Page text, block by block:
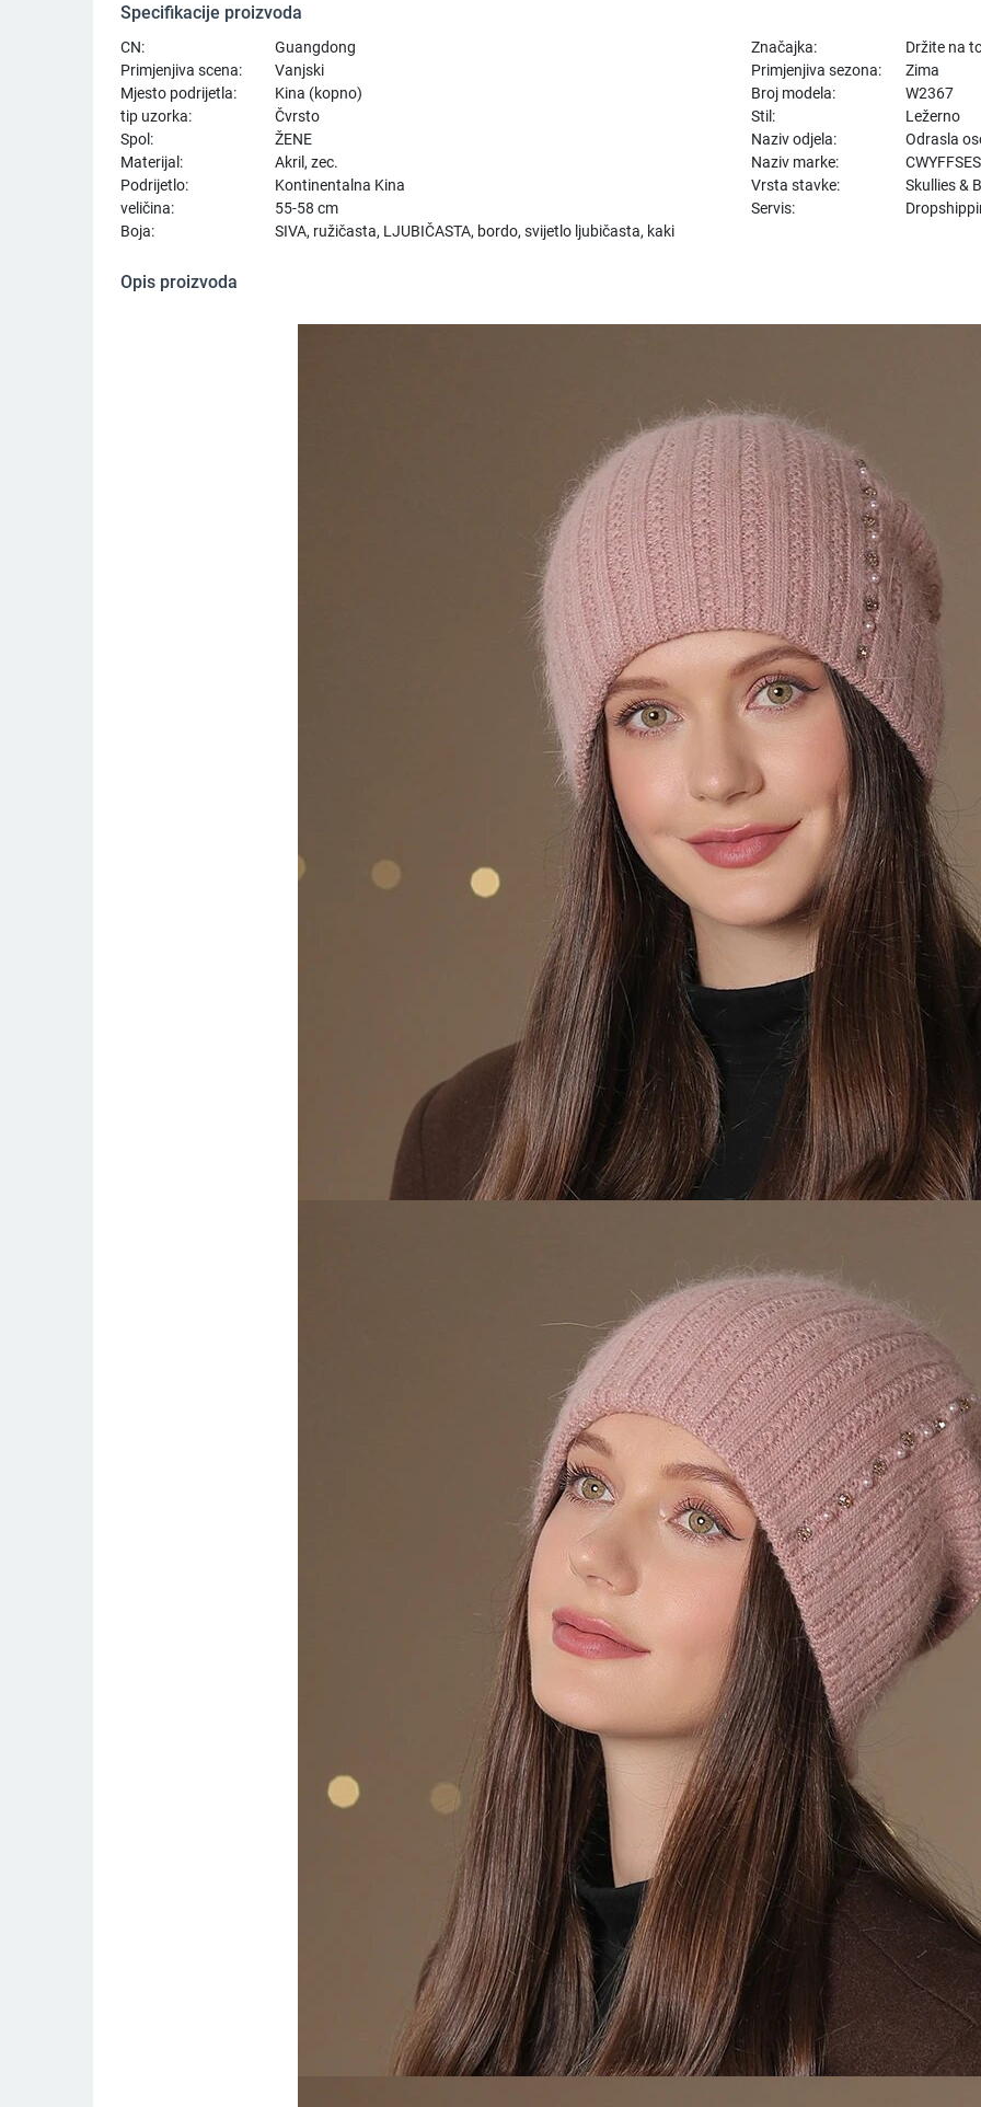
Specifikacije proizvoda
CN: Guangdong Značajka:
Držite na
Primjenjiva scena:
Vanjski Primjenjiva sezona:
Zima
Mjesto podrijetla:
Kina (kopno) Broj modela:
W2367
tip uzorka:
Čvrsto Stil:
Ležerno
Spol:
ŽENE Naziv odjela:
Odrasla
Materijal:
Akril, zec. Naziv marke:
CWYFFSES
Podrijetlo:
Kontinentalna Kina Vrsta stavke:
Skullies &
veličina:
55-58 cm Servis:
Boja:
SIVA, ružičasta, LJUBIČASTA, bordo, svijetlo ljubičasta, kaki
Opis proizvoda